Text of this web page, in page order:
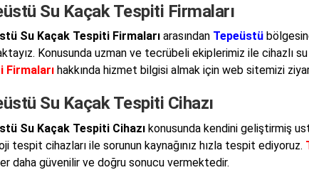
Su Kaçak Tespiti Firmaları
Su Kaçak Tespiti Firmalarıarasından Tepeüstü
Konusunda uzman ve tecrübeli ekiplerimiz ile cihazlı
Firmalarıhakkında hizmet bilgisi almak için web sitemizi
Su Kaçak Tespiti Cihazı
Su Kaçak Tespiti Cihazıkonusunda kendini geliştirmiş
tespit cihazları ile sorunun kaynağınız hızla tespit ediyoruz.
daha güvenilir ve doğru sonucu vermektedir.